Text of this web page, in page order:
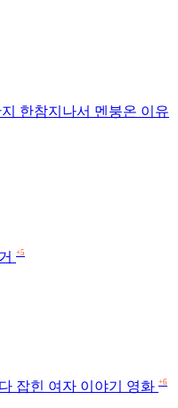
한참지나서 멘붕온 이유
+5
잡힌 여자 이야기 영화 +6